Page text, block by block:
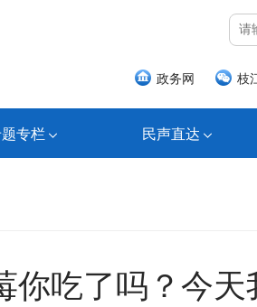
政务网 枝
专栏 民声直达
你吃了吗？今